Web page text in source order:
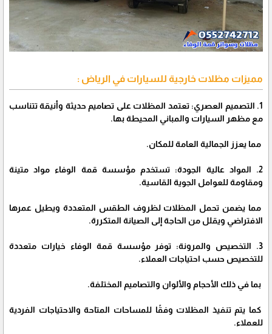
مميزات مظلات خارجية للسيارات في الرياض :
1. التصميم العصري: تعتمد المظلات على تصاميم حديثة وأنيقة تتناسب
مع مظهر السيارات والمباني المحيطة بها.
مما يعزز الجمالية العامة للمكان.
2. المواد عالية الجودة: تستخدم مؤسسة قمة الوفاء مواد متينة
ومقاومة للعوامل الجوية القاسية.
مما يضمن تحمل المظلات لظروف الطقس المتعددة ويطيل عمرها
الافتراضي ويقلل من الحاجة إلى الصيانة المتكررة.
3. التخصيص والمرونة: توفر مؤسسة قمة الوفاء خيارات متعددة
للتخصيص حسب احتياجات العملاء.
بما في ذلك الأحجام والألوان والتصاميم المختلفة.
كما يتم تنفيذ المظلات وفقًا للمساحات المتاحة والاحتياجات الفردية
للعملاء.